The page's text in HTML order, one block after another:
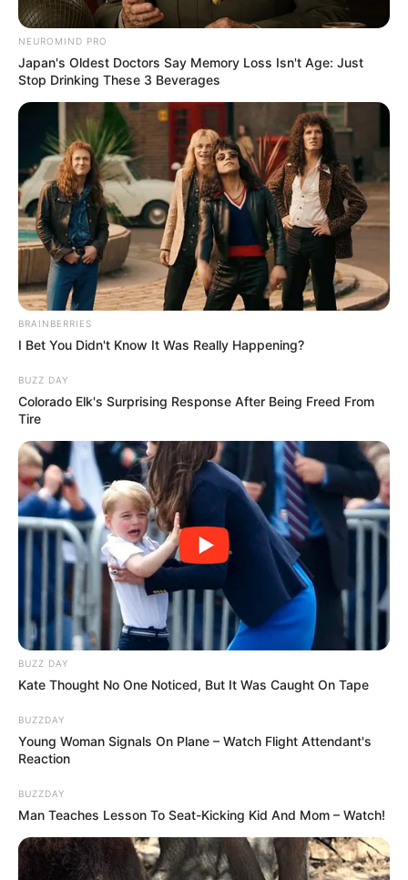
Posted
in
Friss hírek
Összetörtek a rajongók, most
jelentették be a szomorú hírt
Horváth Éváról
bySzerző • December 2, 2025
Most jelentették be a szomorú hírt Horváth Éváról:
Horváth Éva nincs jól.
NEUROMIND PRO
Japan's Oldest Doctors Say Memory Loss Isn't Age: Just
Stop Drinking These 3 Beverages
BRAINBERRIES
I Bet You Didn't Know It Was Really Happening?
BUZZ DAY
Colorado Elk's Surprising Response After Being Freed From
Tire
BUZZ DAY
Kate Thought No One Noticed, But It Was Caught On Tape
BUZZDAY
Young Woman Signals On Plane – Watch Flight Attendant's
Reaction
BUZZDAY
Man Teaches Lesson To Seat-Kicking Kid And Mom – Watch!